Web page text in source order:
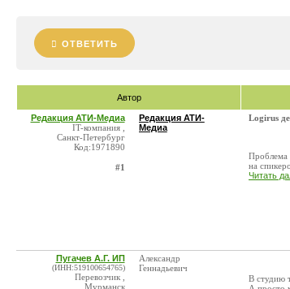
ОТВЕТИТЬ
Автор
Редакция АТИ-Медиа
IT-компания ,
Санкт-Петербург
Код:1971890
#1
Редакция АТИ-
Медиа
Logirus
Проблема
на
Читать
Пугачев А.Г. ИП
(ИНН:519100654765)
Перевозчик ,
Мурманск
Александр
Геннадьевич
В студию